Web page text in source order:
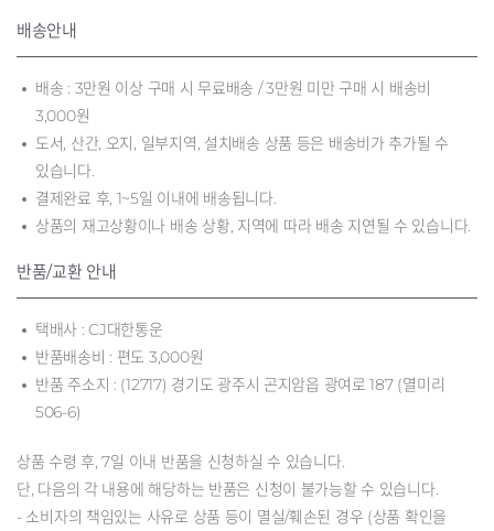
배송안내
배송 : 3만원 이상 구매 시 무료배송 / 3만원 미만 구매 시 배송비
3,000원
도서, 산간, 오지, 일부지역, 설치배송 상품 등은 배송비가 추가될 수
있습니다.
결제완료 후, 1~5일 이내에 배송됩니다.
상품의 재고상황이나 배송 상황, 지역에 따라 배송 지연될 수 있습니다.
반품/교환 안내
택배사 : CJ대한통운
반품배송비 : 편도 3,000원
반품 주소지 : (12717) 경기도 광주시 곤지암읍 광여로 187 (열미리
506-6)
상품 수령 후, 7일 이내 반품을 신청하실 수 있습니다.
단, 다음의 각 내용에 해당하는 반품은 신청이 불가능할 수 있습니다.
- 소비자의 책임있는 사유로 상품 등이 멸실/훼손된 경우 (상품 확인을